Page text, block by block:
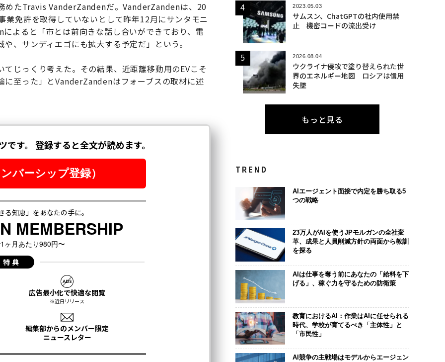
めたTravis VanderZandenだ。VanderZandenは、20
免許を取得していないとして昨年12月にサンタモニ
よると「市とは前向きな話し合いができており、電
、サンディエゴにも拡大する予定だ」という。
じっくり考えた。その結果、近距離移動用のEVこそ
至った」とVanderZandenはフォーブスの取材に述
2023.05.03
サムスン、ChatGPTの社内使用禁
止 機密コードの流出受け
2026.08.04
ウクライナ侵攻で塗り替えられた世
界のエネルギー地図 ロシアは信用
失墜
もっと見る
TREND
AIエージェント面接で内定を勝ち取る5
つの戦略
23万人がAIを使うJPモルガンの全社変
革、成果と人員削減方針の両面から教訓
を探る
AIは仕事を奪う前にあなたの「給料を下
げる」、稼ぐ力を守るための防衛策
教育におけるAI：作業はAIに任せられる
時代、学校が育てるべき「主体性」と
「市民性」
AI競争の主戦場はモデルからエージェン